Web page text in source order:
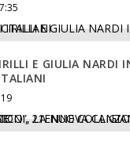
E GIULIA NARDI